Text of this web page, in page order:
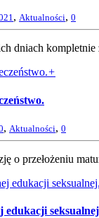
, Aktualności, 0
dniach
+
, Aktualności, 0
o przełożeniu
edukacji